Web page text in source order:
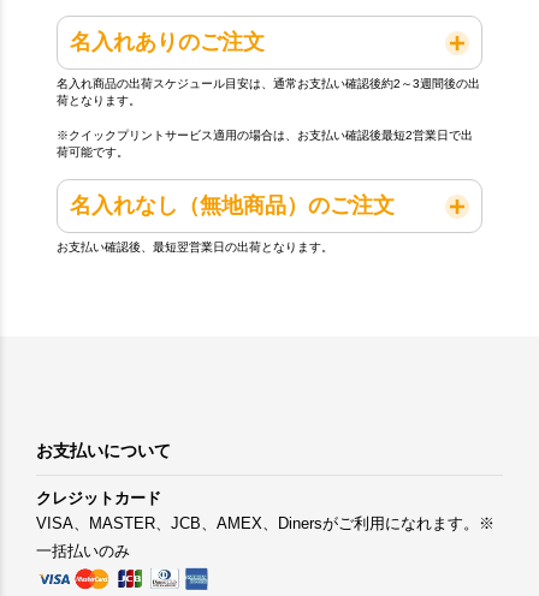
名入れありのご注文
名入れ商品の出荷スケジュール目安は、通常お支払い確認後約2～3週間後の出
荷となります。
※クイックプリントサービス適用の場合は、お支払い確認後最短2営業日で出
荷可能です。
名入れなし（無地商品）のご注文
お支払い確認後、最短翌営業日の出荷となります。
お支払いについて
クレジットカード
VISA、MASTER、JCB、AMEX、Dinersがご利用になれます。※
一括払いのみ